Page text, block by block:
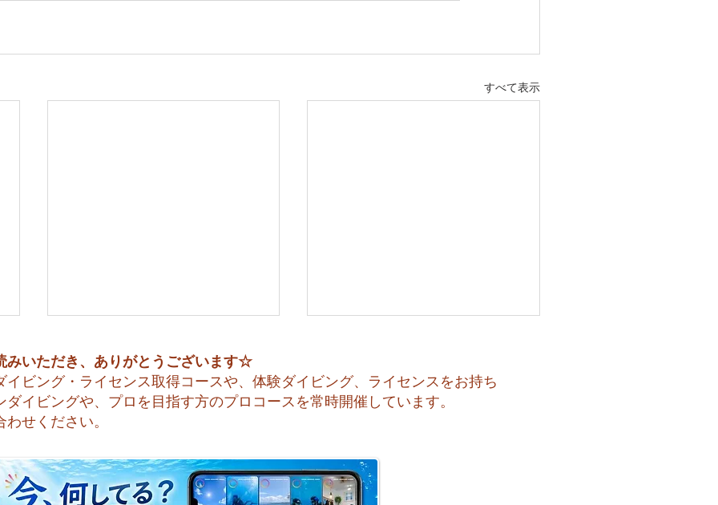
すべて表示
😊 海へ戻る第一歩！リフレ
ッシュコース開催♪
みいただき、ありがとうございます☆
ビング・ライセンス取得コースや、体験ダイビング、ライセンスをお持ち
イビングや、プロを目指す方のプロコースを常時開催しています。
せください。